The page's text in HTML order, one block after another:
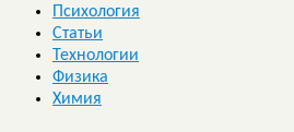
Психология
Статьи
Технологии
Физика
Химия